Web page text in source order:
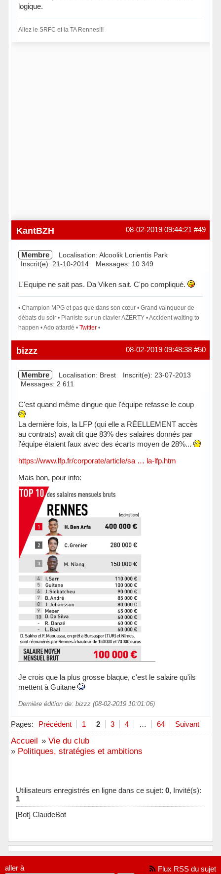
logique.
Allez le SRFC et la TA Rennes!!!
#49
08-02-2019 09:44:21
KantBZH
Membre
Localisation: Alcoolik Lorientis Park
Inscrit(e): 21-10-2014
Messages: 10 349
L'Equipe ne sait pas. Da Viken sait. C'po compliqué.
• Champion MPG et pas que dans son cœur • Grand vainqueur de
débats du soir • Pianiste sur un clavier AZERTY • Accident waiting to
happen • Ado attardé • Twitter•
Hors ligne #50
08-02-2019 09:48:38
bizzz
Membre Localisation: Brest
Inscrit(e): 23-07-2013
Messages: 2 611
C'est quand même dingue que l'équipe refasse le coup
La dernière fois, la LFP (qui elle a RÉELLEMENT accès
au contrats) avait dit que 83% des salaires donnés par
l'équipe étaient faux avec des écarts moyen de 28%...
https://www.lfp.fr/corporate/article/sa … la-lfp.htm
Mais bon, pour info:
Je crois que la plus grosse blaque, c'est le salaire qu'ils
mettent à Guitane
Dernière édition de: bizzz (08-02-2019 10:01:06)
Hors ligne
Pages: Précédent 1 2 3 4 … 64 Suivant
Accueil » Vie du club
» Politiques, stratégies et ambitions
Utilisateurs enregistrés en ligne dans ce sujet: 0, Invité(s):
1
[Bot] ClaudeBot
aller à Flux RSS du sujet